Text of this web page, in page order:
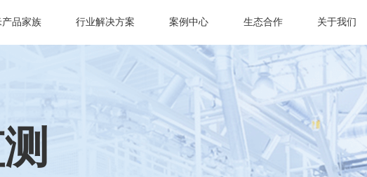
产品家族 行业解决方案 案例中心 生态合作 关于我们